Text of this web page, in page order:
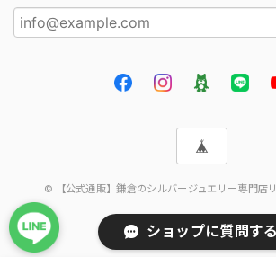
© 【公式通販】鎌倉のシルバージュエリー専門店
ショップに質問する